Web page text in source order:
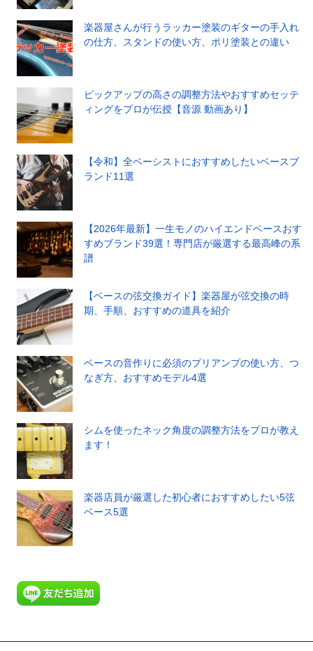
楽器屋さんが行うラッカー塗装のギターの手入れ
の仕方、スタンドの使い方、ポリ塗装との違い
ピックアップの高さの調整方法やおすすめセッテ
ィングをプロが伝授【音源 動画あり】
【令和】全ベーシストにおすすめしたいベースブ
ランド11選
【2026年最新】一生モノのハイエンドベースおす
すめブランド39選！専門店が厳選する最高峰の系
譜
【ベースの弦交換ガイド】楽器屋が弦交換の時
期、手順、おすすめの道具を紹介
ベースの音作りに必須のプリアンプの使い方、つ
なぎ方、おすすめモデル4選
シムを使ったネック角度の調整方法をプロが教え
ます！
楽器店員が厳選した初心者におすすめしたい5弦
ベース5選